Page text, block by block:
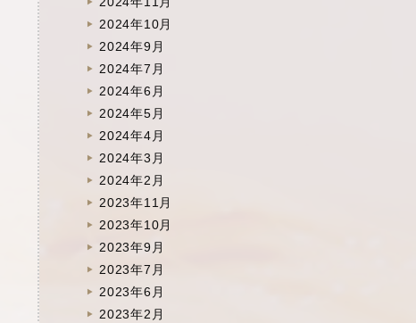
2024年10月
2024年9月
2024年7月
2024年6月
2024年5月
2024年4月
2024年3月
2024年2月
2023年11月
2023年10月
2023年9月
2023年7月
2023年6月
2023年2月